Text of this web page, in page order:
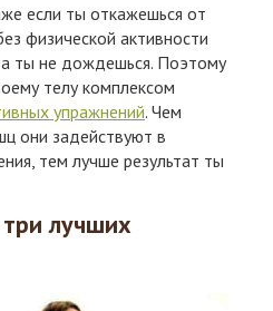
если ты откажешься от
физической активности
ты не дождешься. Поэтому
телу комплексом
упражнений. Чем
они задействуют в
тем лучше результат ты
лучших